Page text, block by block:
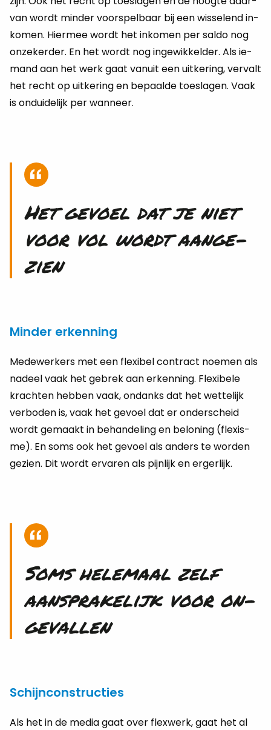
van wordt min­der voor­spel­baar bij een wis­se­lend in­
ko­men. Hier­mee wordt het in­ko­men per saldo nog
on­ze­ker­der. En het wordt nog in­ge­wik­kel­der. Als ie­
mand aan het werk gaat van­uit een uit­ke­ring, ver­valt
het recht op uit­ke­ring en be­paal­de toe­sla­gen. Vaak
is on­dui­de­lijk per wan­neer.
Het ge­voel dat je niet
voor vol wordt aan­ge­
zien
Minder erkenning
Me­de­wer­kers met een flexi­bel con­tract noe­men als
na­deel vaak het ge­brek aan er­ken­ning. Flexi­be­le
krach­ten heb­ben vaak, on­danks dat het wet­te­lijk
ver­bo­den is, vaak het ge­voel dat er on­der­scheid
wordt ge­maakt in be­han­de­ling en be­lo­ning (flexis­
me). En soms ook het ge­voel als an­ders te wor­den
ge­zien. Dit wordt er­va­ren als pijn­lijk en er­ger­lijk.
Soms he­le­maal zelf
aan­spra­ke­lijk voor on­
ge­val­len
Schijnconstructies
Als het in de media gaat over flex­werk, gaat het al